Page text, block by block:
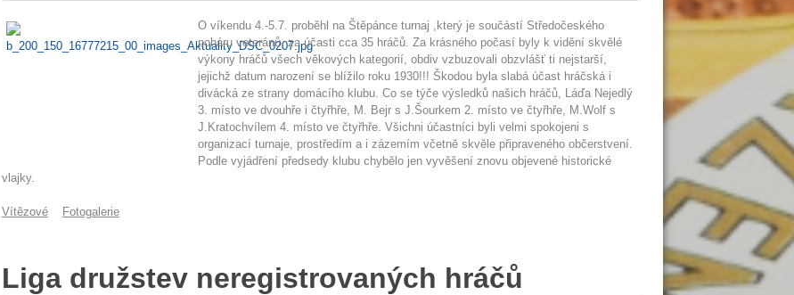
O víkendu 4.-5.7. proběhl na Štěpánce turnaj ,který je součástí Středočeského
poháru veteránů, za účasti cca 35 hráčů. Za krásného počasí byly k vidění skvělé
výkony hráčů všech věkových kategorií, obdiv vzbuzovali obzvlášť ti nejstarší,
jejichž datum narození se blížilo roku 1930!!! Škodou byla slabá účast hráčská i
divácká ze strany domácího klubu. Co se týče výsledků našich hráčů, Láďa Nejedlý
3. místo ve dvouhře i čtyřhře, M. Bejr s J.Šourkem 2. místo ve čtyřhře, M.Wolf s
J.Kratochvílem 4. místo ve čtyřhře. Všichni účastníci byli velmi spokojeni s
organizací turnaje, prostředím a i zázemím včetně skvěle připraveného občerstvení.
Podle vyjádření předsedy klubu chybělo jen vyvěšení znovu objevené historické
vlajky.
Vítězové Fotogalerie
Liga družstev neregistrovaných hráčů